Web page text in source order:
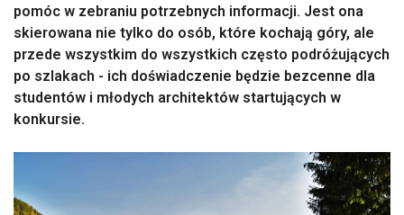
pomóc w zebraniu potrzebnych informacji. Jest ona
skierowana nie tylko do osób, które kochają góry, ale
przede wszystkim do wszystkich często podróżujących
po szlakach - ich doświadczenie będzie bezcenne dla
studentów i młodych architektów startujących w
konkursie.